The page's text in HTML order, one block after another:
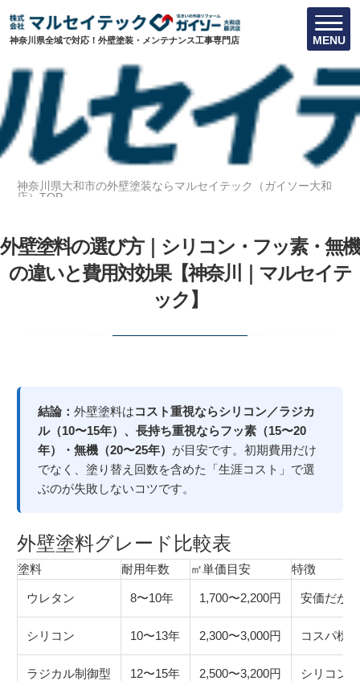
神奈川県全域で対応！外壁塗装・メンテナンス工事専門店 MENU
神奈川県大和市の外壁塗装ならマルセイテック（ガイソー大和
店）TOP
外壁塗料の選び方｜シリコン・フッ素・無機
の違いと費用対効果【神奈川｜マルセイテ
ック】
結論： 外壁塗料はコスト重視ならシリコン／ラジカ
ル（10〜15年）、長持ち重視ならフッ素（15〜20
年）・無機（20〜25年） が目安です。初期費用だけ
でなく、塗り替え回数を含めた「生涯コスト」で選
ぶのが失敗しないコツです。
外壁塗料グレード比較表
塗料 耐用年数 ㎡単価目安 特徴
ウレタン 8〜10年 1,700〜2,200円 安価だが
シリコン 10〜13年 2,300〜3,000円 コスパ標
ラジカル制御型 12〜15年 2,500〜3,200円 シリコン